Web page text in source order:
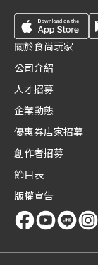
關於食尚玩家
公司介紹
人才招募
企業動態
優惠券店家招募
創作者招募
節目表
版權宣告